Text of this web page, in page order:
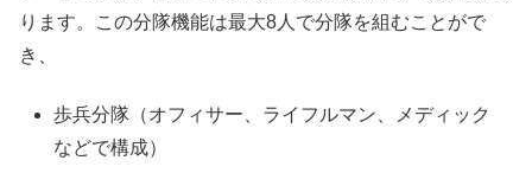
ります。この分隊機能は最大8人で分隊を組むことがで
き、
歩兵分隊（オフィサー、ライフルマン、メディック
などで構成）